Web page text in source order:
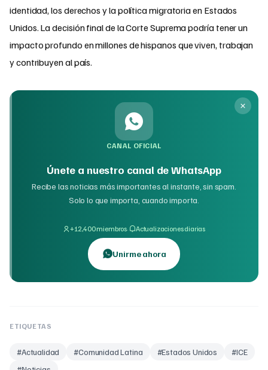
identidad, los derechos y la política migratoria en Estados
Unidos. La decisión final de la Corte Suprema podría tener un
impacto profundo en millones de hispanos que viven, trabajan
y contribuyen al país.
CANAL OFICIAL
Únete a nuestro canal de WhatsApp
Recibe las noticias más importantes al instante, sin spam.
Solo lo que importa, cuando importa.
+12,400 miembros· Actualizaciones diarias
Unirme ahora
ETIQUETAS
#Actualidad #Comunidad Latina #Estados Unidos #ICE